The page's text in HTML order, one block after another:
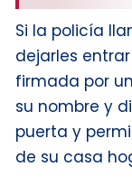
Si la policía
dejarles
firmada por
su nombre y
puerta y
de su casa